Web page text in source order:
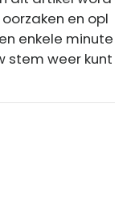
en opl
enkele minute
stem weer kunt